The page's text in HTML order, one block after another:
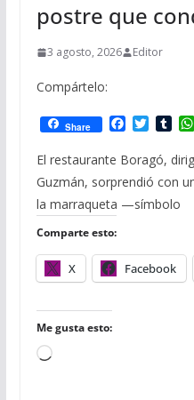
postre que
3 agosto, 2026 Editor
Compártelo:
Share
F
c
b
o
T
i
t
t
e
T
m
l
r
El restaurante Boragó,
Guzmán, sorprendió con
la marraqueta —símbolo
Comparte esto:
X Facebook
Me gusta esto:
C